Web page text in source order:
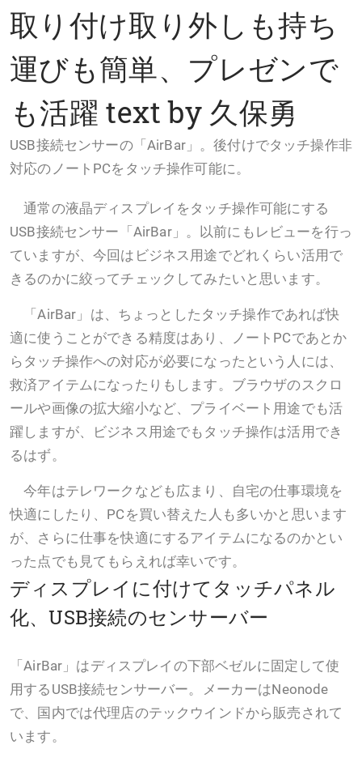
取り付け取り外しも持ち
運びも簡単、プレゼンで
も活躍 text by 久保勇
USB接続センサーの「AirBar」。後付けでタッチ操作非
対応のノートPCをタッチ操作可能に。
通常の液晶ディスプレイをタッチ操作可能にする
USB接続センサー「AirBar」。以前にもレビューを行っ
ていますが、今回はビジネス用途でどれくらい活用で
きるのかに絞ってチェックしてみたいと思います。
「AirBar」は、ちょっとしたタッチ操作であれば快
適に使うことができる精度はあり、ノートPCであとか
らタッチ操作への対応が必要になったという人には、
救済アイテムになったりもします。ブラウザのスクロ
ールや画像の拡大縮小など、プライベート用途でも活
躍しますが、ビジネス用途でもタッチ操作は活用でき
るはず。
今年はテレワークなども広まり、自宅の仕事環境を
快適にしたり、PCを買い替えた人も多いかと思います
が、さらに仕事を快適にするアイテムになるのかとい
った点でも見てもらえれば幸いです。
ディスプレイに付けてタッチパネル
化、USB接続のセンサーバー
「AirBar」はディスプレイの下部ベゼルに固定して使
用するUSB接続センサーバー。メーカーはNeonode
で、国内では代理店のテックウインドから販売されて
います。